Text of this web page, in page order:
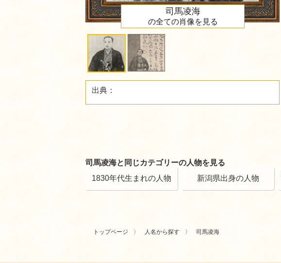
司馬凌海
の全ての肖像を見る
出典：
司馬凌海と同じカテゴリーの人物を見る
1830年代生まれの人物
新潟県出身の人物
トップページ 人名から探す 司馬凌海